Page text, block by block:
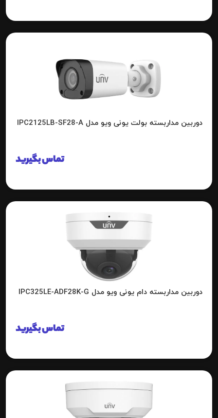
دوربین مداربسته بولت یونی ویو مدل IPC2125LB-SF28-A
تماس بگیرید
دوربین مداربسته دام یونی ویو مدل IPC325LE-ADF28K-G
تماس بگیرید